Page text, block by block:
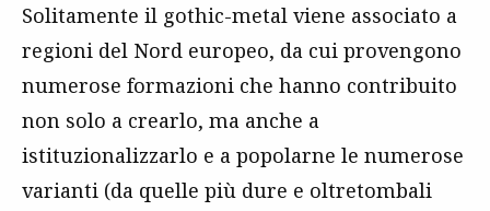
Solitamente il gothic-metal viene associato a
regioni del Nord europeo, da cui provengono
numerose formazioni che hanno contribuito
non solo a crearlo, ma anche a
istituzionalizzarlo e a popolarne le numerose
varianti (da quelle più dure e oltretombali